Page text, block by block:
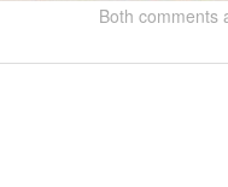
Both comments